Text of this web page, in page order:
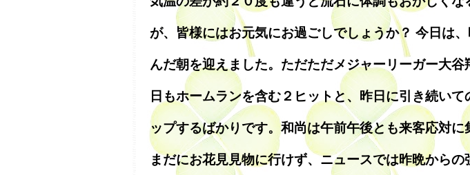
が、皆様にはお元気にお過ごしでしょうか？ 今日は
んだ朝を迎えました。ただただメジャーリーガー大
日もホームランを含む２ヒットと、昨日に引き続い
ップするばかりです。和尚は午前午後とも来客応対
まだにお花見見物に行けず、ニュースでは昨晩から